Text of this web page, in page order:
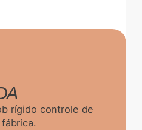
rígido controle de